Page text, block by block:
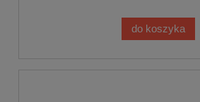
do koszyka